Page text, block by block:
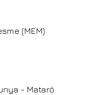
(MEM)
- Mataró